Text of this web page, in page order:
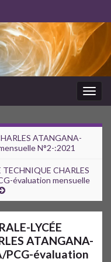
ATANGANA-
N°2-:2021
TECHNIQUE CHARLES
évaluation mensuelle
LYCÉE
ATANGANA-
PCG-évaluation